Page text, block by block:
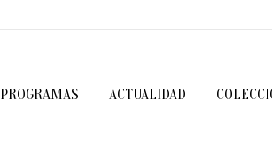
PROGRAMAS ACTUALIDAD